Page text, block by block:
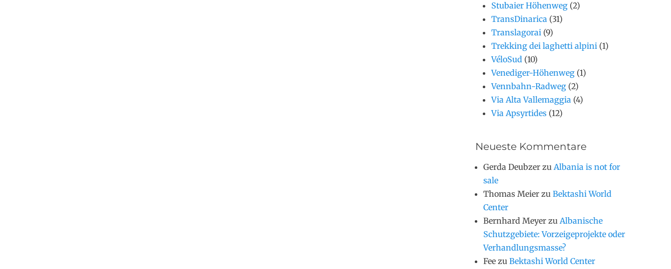
Stubaier Höhenweg (2)
TransDinarica (31)
Translagorai (9)
Trekking dei laghetti alpini (1)
VéloSud (10)
Venediger-Höhenweg (1)
Vennbahn-Radweg (2)
Via Alta Vallemaggia (4)
Via Apsyrtides (12)
Neueste Kommentare
Gerda Deubzer zu Albania is not for
sale
Thomas Meier zu Bektashi World
Center
Bernhard Meyer zu Albanische
Schutzgebiete: Vorzeigeprojekte oder
Verhandlungsmasse?
Fee zu Bektashi World Center